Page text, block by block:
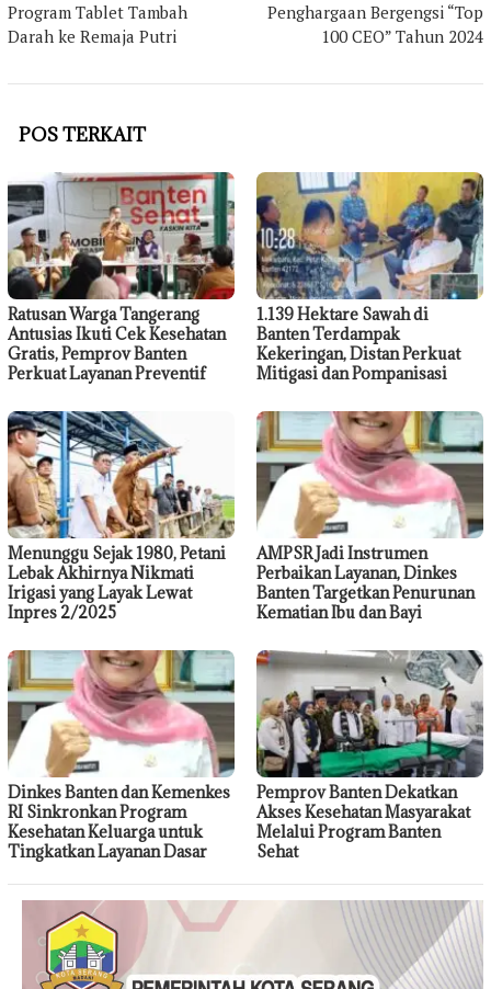
Program Tablet Tambah
Darah ke Remaja Putri
Penghargaan Bergengsi “Top
100 CEO” Tahun 2024
POS TERKAIT
Ratusan Warga Tangerang
Antusias Ikuti Cek Kesehatan
Gratis, Pemprov Banten
Perkuat Layanan Preventif
1.139 Hektare Sawah di
Banten Terdampak
Kekeringan, Distan Perkuat
Mitigasi dan Pompanisasi
Menunggu Sejak 1980, Petani
Lebak Akhirnya Nikmati
Irigasi yang Layak Lewat
Inpres 2/2025
AMPSR Jadi Instrumen
Perbaikan Layanan, Dinkes
Banten Targetkan Penurunan
Kematian Ibu dan Bayi
Dinkes Banten dan Kemenkes
RI Sinkronkan Program
Kesehatan Keluarga untuk
Tingkatkan Layanan Dasar
Pemprov Banten Dekatkan
Akses Kesehatan Masyarakat
Melalui Program Banten
Sehat